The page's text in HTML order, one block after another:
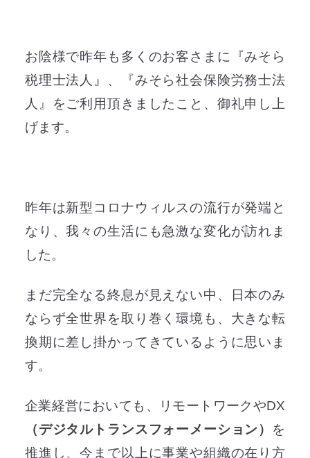
お陰様で昨年も多くのお客さまに『みそら
税理士法人』、『みそら社会保険労務士法
人』をご利用頂きましたこと、御礼申し上
げます。
昨年は新型コロナウィルスの流行が発端と
なり、我々の生活にも急激な変化が訪れま
した。
まだ完全なる終息が見えない中、日本のみ
ならず全世界を取り巻く環境も、大きな転
換期に差し掛かってきているように思いま
す。
企業経営においても、リモートワークやDX
（デジタルトランスフォーメーション） を
推進し、今まで以上に事業や組織の在り方